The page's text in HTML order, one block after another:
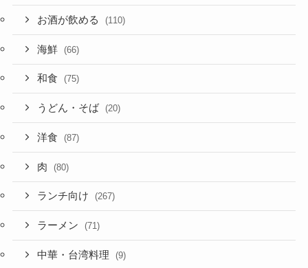
お酒が飲める (110)
海鮮 (66)
和食 (75)
うどん・そば (20)
洋食 (87)
肉 (80)
ランチ向け (267)
ラーメン (71)
中華・台湾料理 (9)